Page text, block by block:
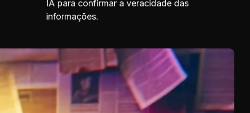
IA para confirmar a veracidade das
informações.